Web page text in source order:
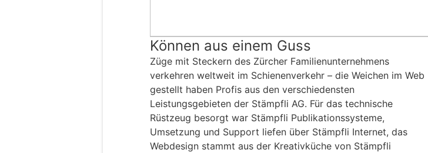
Können aus einem Guss
Züge mit Steckern des Zürcher Familienunternehmens
verkehren weltweit im Schienenverkehr – die Weichen im Web
gestellt haben Profis aus den verschiedensten
Leistungsgebieten der Stämpfli AG. Für das technische
Rüstzeug besorgt war Stämpfli Publikationssysteme,
Umsetzung und Support liefen über Stämpfli Internet, das
Webdesign stammt aus der Kreativküche von Stämpfli